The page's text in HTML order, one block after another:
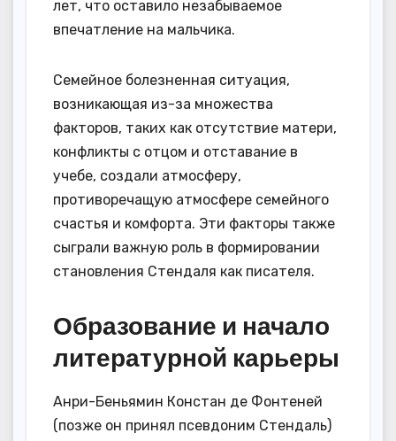
лет, что оставило незабываемое
впечатление на мальчика.
Семейное болезненная ситуация,
возникающая из-за множества
факторов, таких как отсутствие матери,
конфликты с отцом и отставание в
учебе, создали атмосферу,
противоречащую атмосфере семейного
счастья и комфорта. Эти факторы также
сыграли важную роль в формировании
становления Стендаля как писателя.
Образование и начало
литературной карьеры
Анри-Беньямин Констан де Фонтеней
(позже он принял псевдоним Стендаль)